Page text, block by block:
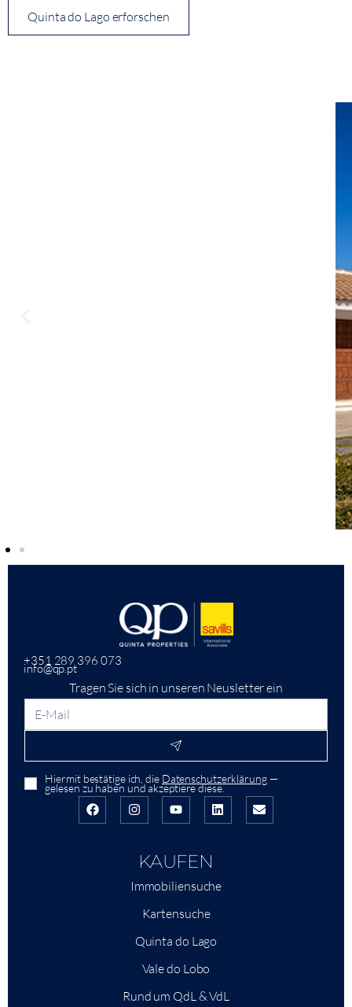
Quinta do Lago erforschen
+351 289 396 073
info@qp.pt
Tragen Sie sich in unseren Neusletter ein
Hiermit bestätige ich, die Datenschutzerklärung—
gelesen zu haben und akzeptiere diese.
KAUFEN
Immobiliensuche
Kartensuche
Quinta do Lago
Vale do Lobo
Rund um QdL & VdL